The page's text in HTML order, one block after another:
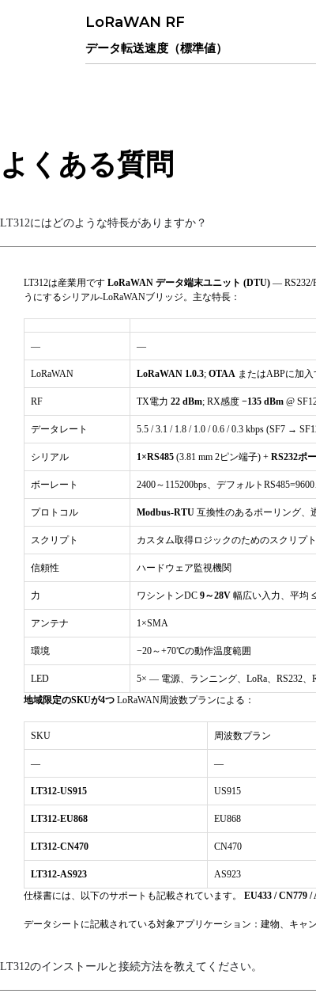
LoRaWAN RF
データ転送速度（標準値）
受信機の感度
電力伝送
シリアルインターフェース
RS-232 baud rate
RS-232 protection
RS-232 quantity/type
RS-485 baud rate
RS-485 protection
RS-485 quantity/type
力
コネクタタイプ
入力
機械・環境
動作温度
保管温度
LoRaインジケーター
電源インジケーター
RS-232 indicator
RS-485 indicator
ネットワーク機能
チャンネル/パワーコントロール
よくある質問
LT312にはどのような特長がありますか？
LT312は産業用です LoRaWAN データ端末ユニット (DTU) — RS232/
うにするシリアル-LoRaWANブリッジ。主な特長：
— —
LoRaWAN LoRaWAN 1.0.3; OTAA またはABPに加入
RF TX電力 22 dBm; RX感度 −135 dBm @
データレート 5.5 / 3.1 / 1.8 / 1.0 / 0.6 / 0.3 kbps (SF7 →
シリアル 1×RS485 (3.81 mm 2ピン端子) + RS232ポ
ボーレート 2400～115200bps、デフォルト
プロトコル Modbus-RTU 互換性のあるポーリング、
スクリプト カスタム取得ロジックのためのスクリプ
信頼性 ハードウェア監視機関
力 ワシントンDC 9～28V 幅広い入力、平均
アンテナ 1×SMA
環境 −20～+70℃の動作温度範囲
LED
5× — 電源、ランニング、LoRa、RS232、
地域限定のSKUが4つ LoRaWAN周波数プランによる：
SKU 周波数プラン
— —
LT312-US915 US915
LT312-EU868 EU868
LT312-CN470 CN470
LT312-AS923 AS923
仕様書には、以下のサポートも記載されています。 EU433 / CN779 /
データシートに記載されている対象アプリケーション：建物、キャ
LT312のインストールと接続方法を教えてください。